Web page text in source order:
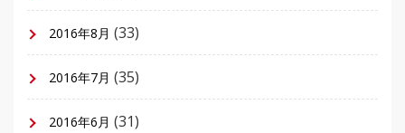
2016年8月 (33)
2016年7月 (35)
2016年6月 (31)